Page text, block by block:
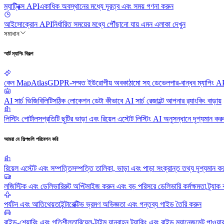
ম্যাট্রিক্স APIএকাধিক অবস্থানের মধ্যে দূরত্ব এবং সময় গণনা করুন
আইসোক্রোন APIনির্ধারিত সময়ের মধ্যে পৌঁছানো যায় এমন এলাকা দেখুন
সমাধান
স্মার্ট ম্যাপিং বিকল্প
কেন MapAtlasGDPR-সম্মত ইউরোপীয় অবকাঠামো সহ ডেভেলপার-বান্ধব ম্যাপিং
AI সার্চ ভিজিবিলিটিসঠিক লোকেশন ডেটা কীভাবে AI সার্চ রেজাল্টে আপনার র‍্যাংকিং বাড়ায়
লিস্টিং পোর্টালসপ্রতিটি ছুটির ভাড়া এবং রিয়েল এস্টেট লিস্টিং AI অনুসন্ধানে দৃশ্যমান
আমরা যে শিল্পগুলি পরিবেশন করি
রিয়েল এস্টেট এবং সম্পত্তিসম্পত্তি তালিকা, ভাড়া এবং পাড়া সংক্রান্ত তথ্য দৃশ্যমান
লজিস্টিক এবং ডেলিভারিরুট অপ্টিমাইজ করুন এবং বড় পরিসরে ডেলিভারি কর্মক্ষমতা
পর্যটন এবং আতিথেয়তাইন্টারেক্টিভ ভ্রমণ অভিজ্ঞতা এবং গন্তব্য গাইড তৈরি করুন
রাইড-শেয়ারিং এবং গতিশীলতারিয়েল-টাইম যানবাহন ট্র্যাকিং এবং রাইড ম্যানেজমেন্ট